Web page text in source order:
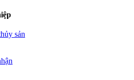
sản